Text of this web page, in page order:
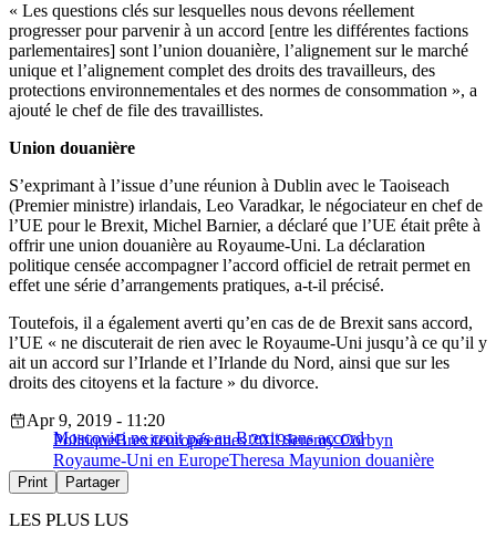
« Les questions clés sur lesquelles nous devons réellement
progresser pour parvenir à un accord [entre les différentes factions
parlementaires] sont l’union douanière, l’alignement sur le marché
unique et l’alignement complet des droits des travailleurs, des
protections environnementales et des normes de consommation », a
ajouté le chef de file des travaillistes.
Union douanière
S’exprimant à l’issue d’une réunion à Dublin avec le Taoiseach
(Premier ministre) irlandais, Leo Varadkar, le négociateur en chef de
l’UE pour le Brexit, Michel Barnier, a déclaré que l’UE était prête à
offrir une union douanière au Royaume-Uni. La déclaration
politique censée accompagner l’accord officiel de retrait permet en
effet une série d’arrangements pratiques, a-t-il précisé.
Toutefois, il a également averti qu’en cas de de Brexit sans accord,
l’UE « ne discuterait de rien avec le Royaume-Uni jusqu’à ce qu’il y
ait un accord sur l’Irlande et l’Irlande du Nord, ainsi que sur les
droits des citoyens et la facture » du divorce.
Moscovici ne croit pas au Brexit sans accord
Apr 9, 2019 - 11:20
PolitiqueBrexiteuropéennes 2019Jeremy Corbyn
Royaume-Uni en EuropeTheresa Mayunion douanière
Print Partager
LES PLUS LUS